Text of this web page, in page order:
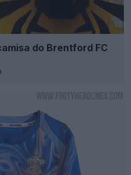
do Brentford FC